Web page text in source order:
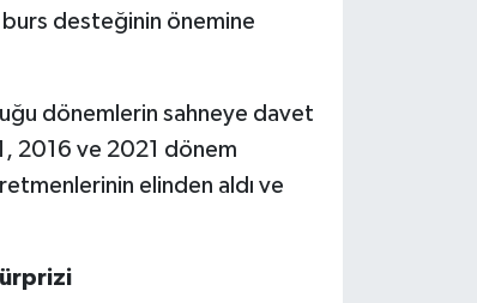
burs desteğinin önemine
dönemlerin sahneye davet
2016 ve 2021 dönem
elinden aldı ve